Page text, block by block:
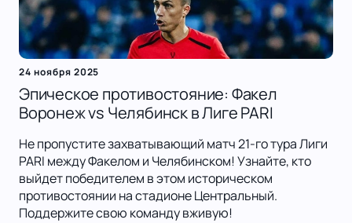
24 ноября 2025
Эпическое противостояние: Факел
Воронеж vs Челябинск в Лиге PARI
Не пропустите захватывающий матч 21-го тура Лиги
PARI между Факелом и Челябинском! Узнайте, кто
выйдет победителем в этом историческом
противостоянии на стадионе Центральный.
Поддержите свою команду вживую!